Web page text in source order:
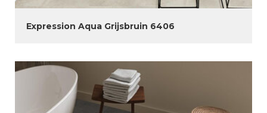
Expression Aqua Grijsbruin 6406